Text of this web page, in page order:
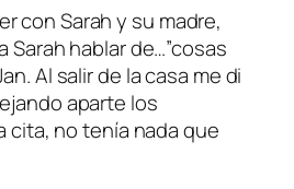
con Sarah y su madre,
Sarah hablar de…”cosas
Al salir de la casa me di
aparte los
cita, no tenía nada que